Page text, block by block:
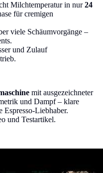
Milchtemperatur in nur24
für cremigen
viele Schäumvorgänge –
und Zulauf
mit ausgezeichneter
und Dampf – klare
Liebhaber.
und Testartikel.